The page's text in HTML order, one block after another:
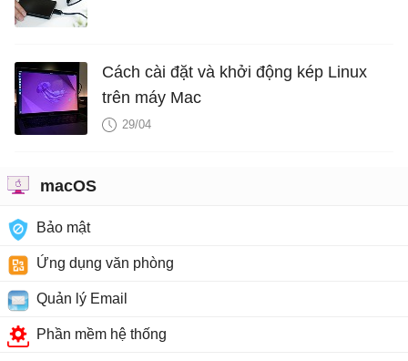
Cách cài đặt và khởi động kép Linux
trên máy Mac
29/04
macOS
Bảo mật
Ứng dụng văn phòng
Quản lý Email
Phần mềm hệ thống